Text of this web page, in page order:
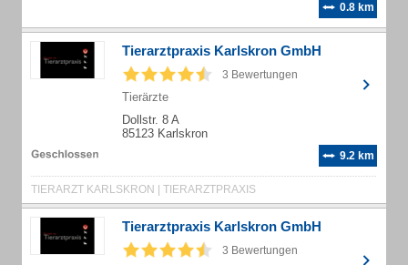
0.8 km
Tierarztpraxis Karlskron GmbH
3 Bewertungen
Tierärzte
Dollstr. 8 A
85123 Karlskron
9.2 km
TIERARZT KARLSKRON | TIERARZTPRAXIS
Tierarztpraxis Karlskron GmbH
3 Bewertungen